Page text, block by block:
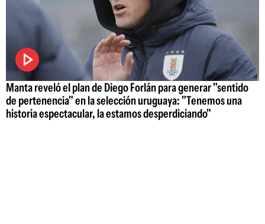
Manta reveló el plan de Diego Forlán para generar "sentido
de pertenencia" en la selección uruguaya: "Tenemos una
historia espectacular, la estamos desperdiciando"